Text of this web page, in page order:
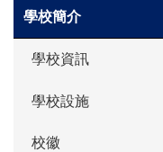
學校簡介
學校資訊
學校設施
校徽